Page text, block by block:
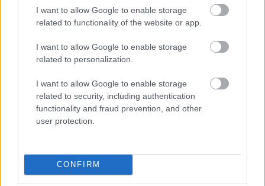
I want to allow Google to enable storage
related to functionality of the website or app.
I want to allow Google to enable storage
related to personalization.
I want to allow Google to enable storage
related to security, including authentication
functionality and fraud prevention, and other
user protection.
CONFIRM
Hugh Jackman